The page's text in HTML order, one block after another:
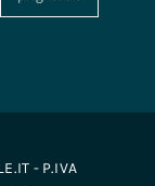
- P.IVA